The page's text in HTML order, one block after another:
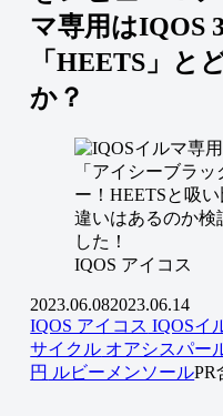
マ専用はIQOS
「HEETS」と
か？
IQOS アイコス
2023.06.082023.06.14
IQOS アイコス IQOSイ
サイクル オアシスパー
円 ルビーメンソールPR